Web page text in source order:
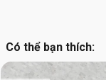
Có thể bạn thích: